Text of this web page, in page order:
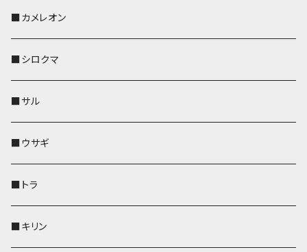
その他
靴下・ミニタオル
その他
スマホケース
財布
靴下・ミニタオル
その他
靴下・ミニタオル
財布
その他
レザートレイ
財布
靴下・ミニタオル
その他
KONBU
AppleWatchバンド
ペットボトルホルダー
ペンホルダー
靴下・ミニタオル
財布
その他
ペットボトルホルダー
AppleWatchバンド
財布
その他
キーケース
名刺入れ・カードケース
AppleWatchバンド
財布
ペンホルダー
IDカードケース
ペットボトルホルダー
その他
リール付きストラップ
リールのみ
名刺入れ
AppleWatchバンド
メガネケース
財布
メガネケース
リール付きストラップ
リールのみ
ストラップ付
ペットボトルホルダー
キーケース
ペンホルダー
AppleWatchバンド
メガネケース
名刺入れ
財布
Apple Watchバンド
■カメレオン
■シロクマ
■サル
■ウサギ
■トラ
■キリン